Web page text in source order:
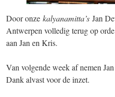
Door onze kalyanamitta’s Jan
Antwerpen volledig terug op
aan Jan en Kris.
Van volgende week af nemen
Dank alvast voor de inzet.